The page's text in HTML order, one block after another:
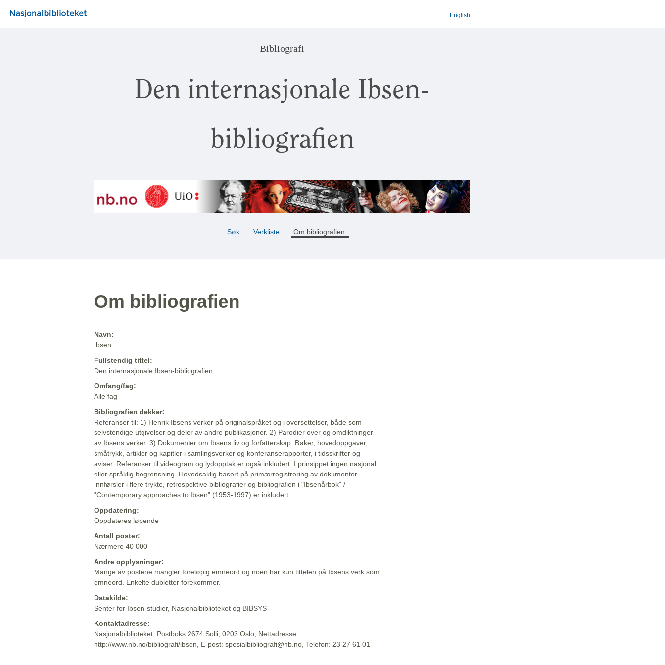
English
Bibliografi
Den internasjonale Ibsen-
bibliografien
Søk Verkliste Om bibliografien
Om bibliografien
Navn:
Ibsen
Fullstendig tittel:
Den internasjonale Ibsen-bibliografien
Omfang/fag:
Alle fag
Bibliografien dekker:
Referanser til: 1) Henrik Ibsens verker på originalspråket og i oversettelser, både som
selvstendige utgivelser og deler av andre publikasjoner. 2) Parodier over og omdiktninger
av Ibsens verker. 3) Dokumenter om Ibsens liv og forfatterskap: Bøker, hovedoppgaver,
småtrykk, artikler og kapitler i samlingsverker og konferanserapporter, i tidsskrifter og
aviser. Referanser til videogram og lydopptak er også inkludert. I prinsippet ingen nasjonal
eller språklig begrensning. Hovedsaklig basert på primærregistrering av dokumenter.
Innførsler i flere trykte, retrospektive bibliografier og bibliografien i "Ibsenårbok" /
"Contemporary approaches to Ibsen" (1953-1997) er inkludert.
Oppdatering:
Oppdateres løpende
Antall poster:
Nærmere 40 000
Andre opplysninger:
Mange av postene mangler foreløpig emneord og noen har kun tittelen på Ibsens verk som
emneord. Enkelte dubletter forekommer.
Datakilde:
Senter for Ibsen-studier, Nasjonalbiblioteket og BIBSYS
Kontaktadresse:
Nasjonalbiblioteket, Postboks 2674 Solli, 0203 Oslo, Nettadresse:
http://www.nb.no/bibliografi/ibsen, E-post: spesialbibliografi@nb.no, Telefon: 23 27 61 01